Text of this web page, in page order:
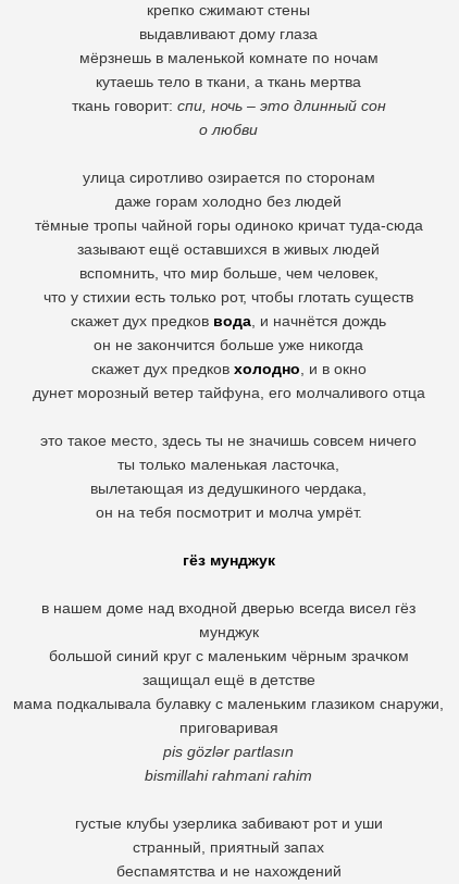
крепко сжимают стены
выдавливают дому глаза
мёрзнешь в маленькой комнате по ночам
кутаешь тело в ткани, а ткань мертва
ткань говорит: спи, ночь – это длинный сон
о любви
улица сиротливо озирается по сторонам
даже горам холодно без людей
тёмные тропы чайной горы одиноко кричат туда-сюда
зазывают ещё оставшихся в живых людей
вспомнить, что мир больше, чем человек,
что у стихии есть только рот, чтобы глотать существ
скажет дух предков вода , и начнётся дождь
он не закончится больше уже никогда
скажет дух предков холодно , и в окно
дунет морозный ветер тайфуна, его молчаливого отца
это такое место, здесь ты не значишь совсем ничего
ты только маленькая ласточка,
вылетающая из дедушкиного чердака,
он на тебя посмотрит и молча умрёт.
гёз мунджук
в нашем доме над входной дверью всегда висел гёз
мунджук
большой синий круг с маленьким чёрным зрачком
защищал ещё в детстве
мама подкалывала булавку с маленьким глазиком снаружи,
приговаривая
pis gözlər partlasın
bismillahi rahmani rahim
густые клубы узерлика забивают рот и уши
странный, приятный запах
беспамятства и не нахождений